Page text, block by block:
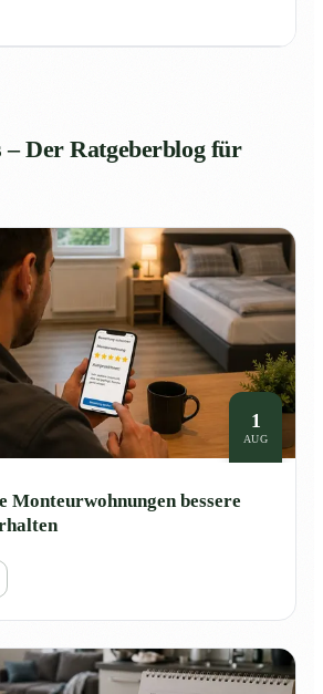
– Der Ratgeberblog für
1
AUG
Monteurwohnungen bessere